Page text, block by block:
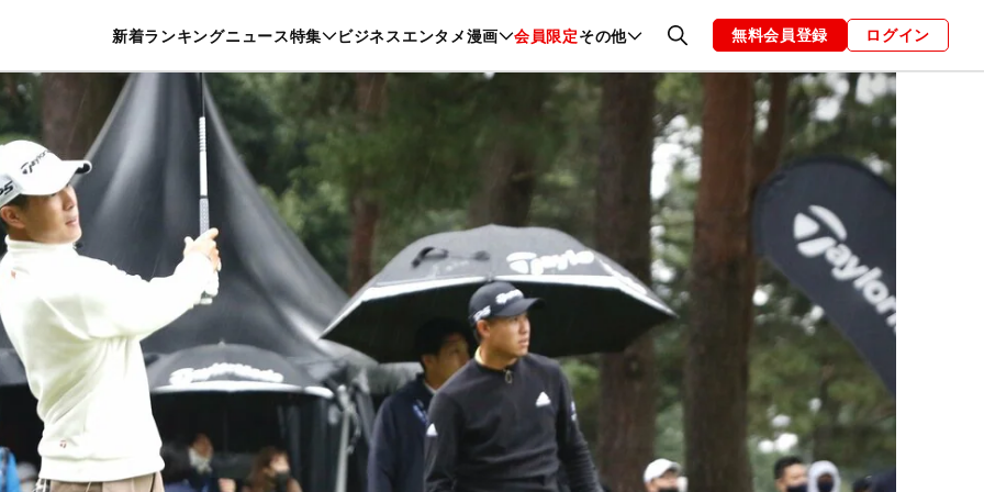
新着ランキングニュース特集 ビジネスエンタメ漫画 会員限定その他
暮らし スポーツ ヘルスケア 美容 グルメ ファッション 恋愛・結婚 編集部 お知らせ
無料会員登録 ログイン